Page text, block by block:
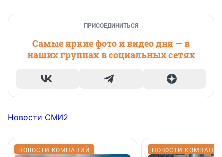
ПРИСОЕДИНИТЬСЯ
Самые яркие фото и видео дня — в
наших группах в социальных сетях
Новости СМИ2
НОВОСТИ КОМПАНИЙ НОВОСТИ